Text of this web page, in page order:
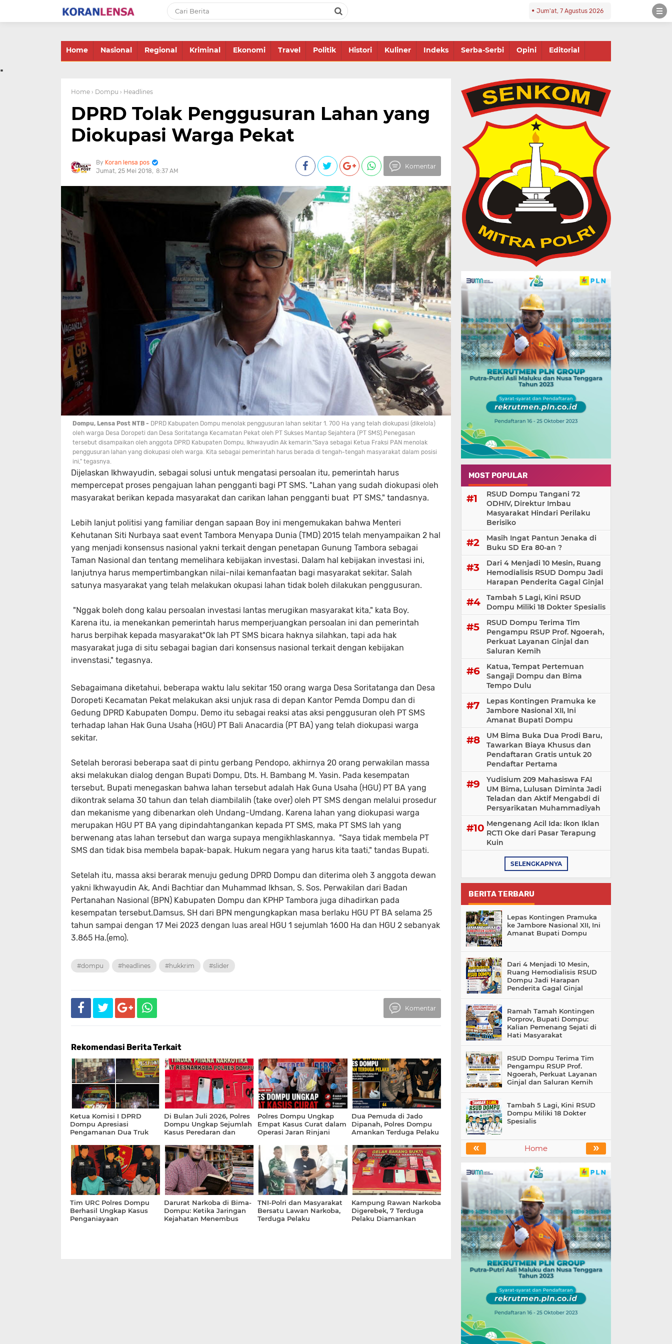
Jum'at, 7 Agustus 2026
Home Nasional Regional Kriminal Ekonomi Travel Politik Histori Kuliner Indeks Serba-Serbi Opini Editorial
.
Home › Dompu › Headlines
DPRD Tolak Penggusuran Lahan yang
Diokupasi Warga Pekat
Koran lensa pos
Jumat, 25 Mei 2018
8:37 AM
Komentar
Dompu, Lensa Post NTB - DPRD Kabupaten Dompu menolak penggusuran lahan sekitar 1. 700 Ha yang telah diokupasi (dikelola)
oleh warga Desa Doropeti dan Desa Soritatanga Kecamatan Pekat oleh PT Sukses Mantap Sejahtera (PT SMS).Penegasan
tersebut disampaikan oleh anggota DPRD Kabupaten Dompu, Ikhwayudin Ak kemarin."Saya sebagai Ketua Fraksi PAN menolak
penggusuran lahan yang diokupasi oleh warga. Kita sebagai pemerintah harus berada di tengah-tengah masyarakat dalam posisi
ini," tegasnya.
Dijelaskan Ikhwayudin, sebagai solusi untuk mengatasi persoalan itu, pemerintah harus
mempercepat proses pengajuan lahan pengganti bagi PT SMS. "Lahan yang sudah diokupasi oleh
masyarakat berikan kepada masyarakat dan carikan lahan pengganti buat PT SMS," tandasnya.
Lebih lanjut politisi yang familiar dengan sapaan Boy ini mengemukakan bahwa Menteri
Kehutanan Siti Nurbaya saat event Tambora Menyapa Dunia (TMD) 2015 telah menyampaikan 2 hal
yang menjadi konsensus nasional yakni terkait dengan penetapan Gunung Tambora sebagai
Taman Nasional dan tentang memelihara kebijakan investasi. Dalam hal kebijakan investasi ini,
lanjutnya harus mempertimbangkan nilai-nilai kemanfaatan bagi masyarakat sekitar. Salah
satunya masyarakat yang telah melakukan okupasi lahan tidak boleh dilakukan penggusuran.
"Nggak boleh dong kalau persoalan investasi lantas merugikan masyarakat kita," kata Boy.
Karena itu, ia menekankan pemerintah harus memperjuangkan persoalan ini dan pemerintah
harus berpihak kepada masyarakat"Ok lah PT SMS bicara haknya silahkan, tapi ada hak
masyarakat juga di situ sebagai bagian dari konsensus nasional terkait dengan kebijakan
invenstasi," tegasnya.
Sebagaimana diketahui, beberapa waktu lalu sekitar 150 orang warga Desa Soritatanga dan Desa
Doropeti Kecamatan Pekat melakukan aksi unjuk rasa di depan Kantor Pemda Dompu dan di
Gedung DPRD Kabupaten Dompu. Demo itu sebagai reaksi atas aksi penggusuran oleh PT SMS
terhadap lahan Hak Guna Usaha (HGU) PT Bali Anacardia (PT BA) yang telah diokupasi warga
sekitar.
Setelah berorasi beberapa saat di pintu gerbang Pendopo, akhirnya 20 orang perwakilan massa
aksi melakukan dialog dengan Bupati Dompu, Dts. H. Bambang M. Yasin. Pada kesempatan
tersebut, Bupati menegaskan bahwa lahan tersebut adalah Hak Guna Usaha (HGU) PT BA yang
dikontrak selama 30 tahun dan telah diambilalih (take over) oleh PT SMS dengan melalui prosedur
dan mekanisme yang dibenarkan oleh Undang-Umdang. Karena lahan yang diokupasi warga
merupakan HGU PT BA yang dipindahtangankan kepada PT SMS, maka PT SMS lah yang
berwenang atas lahan tersebut dan warga supaya mengikhlaskannya. "Saya tidak membela PT
SMS dan tidak bisa membela bapak-bapak. Hukum negara yang harus kita taati," tandas Bupati.
Setelah itu, massa aksi berarak menuju gedung DPRD Dompu dan diterima oleh 3 anggota dewan
yakni Ikhwayudin Ak, Andi Bachtiar dan Muhammad Ikhsan, S. Sos. Perwakilan dari Badan
Pertanahan Nasional (BPN) Kabupaten Dompu dan KPHP Tambora juga dihadirkan pada
kesempatan tersebut.Damsus, SH dari BPN mengungkapkan masa berlaku HGU PT BA selama 25
tahun sampai dengan 17 Mei 2023 dengan luas areal HGU 1 sejumlah 1600 Ha dan HGU 2 sebanyak
3.865 Ha.(emo).
#dompu #headlines #hukkrim #slider
Komentar
Rekomendasi Berita Terkait
Ketua Komisi I DPRD
Dompu Apresiasi
Pengamanan Dua Truk
Aparat Polsek Kempo
Di Bulan Juli 2026, Polres
Dompu Ungkap Sejumlah
Kasus Peredaran dan
Polres Dompu Ungkap
Empat Kasus Curat dalam
Operasi Jaran Rinjani
Ditangkap
Dua Pemuda di Jado
Dipanah, Polres Dompu
Amankan Terduga Pelaku
Tim URC Polres Dompu
Berhasil Ungkap Kasus
Penganiayaan
Darurat Narkoba di Bima-
Dompu: Ketika Jaringan
Kejahatan Menembus
TNI-Polri dan Masyarakat
Bersatu Lawan Narkoba,
Terduga Pelaku
Kampung Rawan Narkoba
Digerebek, 7 Terduga
Pelaku Diamankan
MOST POPULAR
RSUD Dompu Tangani 72
ODHIV, Direktur Imbau
Masyarakat Hindari Perilaku
Berisiko
Masih Ingat Pantun Jenaka di
Buku SD Era 80-an ?
Dari 4 Menjadi 10 Mesin, Ruang
Hemodialisis RSUD Dompu Jadi
Harapan Penderita Gagal Ginjal
Tambah 5 Lagi, Kini RSUD
Dompu Miliki 18 Dokter Spesialis
RSUD Dompu Terima Tim
Pengampu RSUP Prof. Ngoerah,
Perkuat Layanan Ginjal dan
Saluran Kemih
Katua, Tempat Pertemuan
Sangaji Dompu dan Bima
Tempo Dulu
Lepas Kontingen Pramuka ke
Jambore Nasional XII, Ini
Amanat Bupati Dompu
UM Bima Buka Dua Prodi Baru,
Tawarkan Biaya Khusus dan
Pendaftaran Gratis untuk 20
Pendaftar Pertama
Yudisium 209 Mahasiswa FAI
UM Bima, Lulusan Diminta Jadi
Teladan dan Aktif Mengabdi di
Persyarikatan Muhammadiyah
Mengenang Acil Ida: Ikon Iklan
RCTI Oke dari Pasar Terapung
Kuin
SELENGKAPNYA
BERITA TERBARU
Lepas Kontingen Pramuka
ke Jambore Nasional XII, Ini
Amanat Bupati Dompu
Dari 4 Menjadi 10 Mesin,
Ruang Hemodialisis RSUD
Dompu Jadi Harapan
Penderita Gagal Ginjal
Ramah Tamah Kontingen
Porprov, Bupati Dompu:
Kalian Pemenang Sejati di
Hati Masyarakat
RSUD Dompu Terima Tim
Pengampu RSUP Prof.
Ngoerah, Perkuat Layanan
Ginjal dan Saluran Kemih
Tambah 5 Lagi, Kini RSUD
Dompu Miliki 18 Dokter
Spesialis
« »
Home